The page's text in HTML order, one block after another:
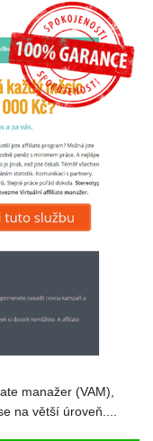
manažer (VAM),
na větší úroveň....